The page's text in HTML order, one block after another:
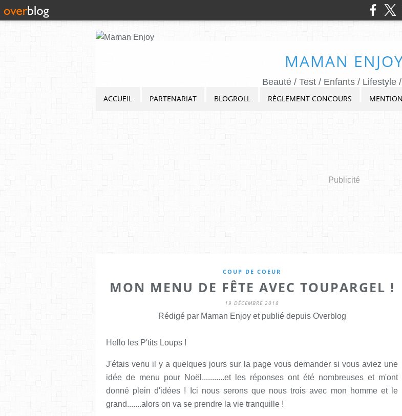
MAMAN
Beauté / Test / Enfants / Lifestyle
ACCUEIL PARTENARIAT BLOGROLL RÈGLEMENT CONCOURS
Publicité
COUP DE COEUR
MON MENU DE FÊTE AVEC TOUPARGEL !
19 DÉCEMBRE 2018
Rédigé par Maman Enjoy et publié depuis Overblog
Hello les P'tits Loups !
J'étais venu il y a quelques jours sur la page vous demander si vous aviez une
idée de menu pour Noël...........et les réponses ont été nombreuses et m'ont
donné plein d'idées ! Ici nous serons que nous trois avec mon homme et le
grand.......alors on va se prendre la vie tranquille !